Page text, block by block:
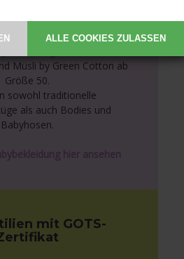
von
Marken
Müsli by Green Cotton ab
Größe 50.
sowohl traditionelle
als auch Bodies und
Babyhosen.
hier ansehen
mit GOTS-